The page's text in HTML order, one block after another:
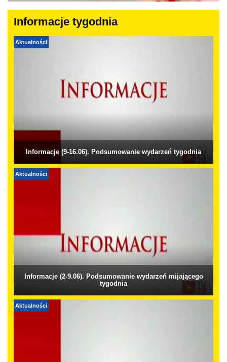
Informacje tygodnia
Aktualności
Informacje (9-16.06). Podsumowanie wydarzeń tygodnia
Aktualności
Informacje (2-9.06). Podsumowanie wydarzeń mijającego
tygodnia
Aktualności